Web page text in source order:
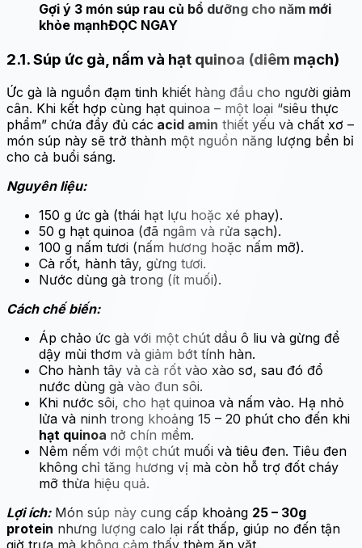
Gợi ý 3 món súp rau củ bổ dưỡng cho năm mới
khỏe mạnhĐỌC NGAY
2.1. Súp ức gà, nấm và hạt quinoa (diêm mạch)
Ức gà là nguồn đạm tinh khiết hàng đầu cho người giảm
cân. Khi kết hợp cùng hạt quinoa – một loại “siêu thực
phẩm” chứa đầy đủ các acid amin thiết yếu và chất xơ –
món súp này sẽ trở thành một nguồn năng lượng bền bỉ
cho cả buổi sáng.
Nguyên liệu:
150 g ức gà (thái hạt lựu hoặc xé phay).
50 g hạt quinoa (đã ngâm và rửa sạch).
100 g nấm tươi (nấm hương hoặc nấm mỡ).
Cà rốt, hành tây, gừng tươi.
Nước dùng gà trong (ít muối).
Cách chế biến:
Áp chảo ức gà với một chút dầu ô liu và gừng để
dậy mùi thơm và giảm bớt tính hàn.
Cho hành tây và cà rốt vào xào sơ, sau đó đổ
nước dùng gà vào đun sôi.
Khi nước sôi, cho hạt quinoa và nấm vào. Hạ nhỏ
lửa và ninh trong khoảng 15 – 20 phút cho đến khi
hạt quinoa nở chín mềm.
Nêm nếm với một chút muối và tiêu đen. Tiêu đen
không chỉ tăng hương vị mà còn hỗ trợ đốt cháy
mỡ thừa hiệu quả.
Lợi ích:Món súp này cung cấp khoảng 25 – 30g
protein nhưng lượng calo lại rất thấp, giúp no đến tận